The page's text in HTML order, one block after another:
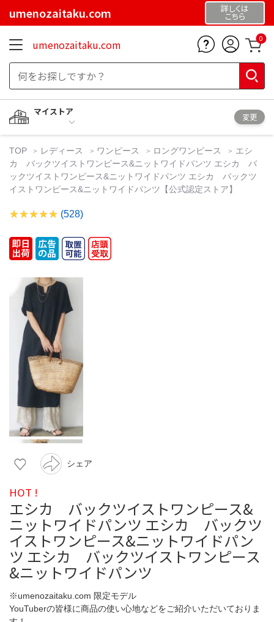
umenozaitaku.com 詳しくは
こちら
umenozaitaku.com 0
マイストア
変更
TOP レディース ワンピース ロングワンピース
エシ
カ バックツイストワンピース&ニットワイドパンツ エシカ バ
ックツイストワンピース&ニットワイドパンツ エシカ バックツ
イストワンピース&ニットワイドパンツ【公式認定ストア】
(528)
シェア
HOT !
エシカ バックツイストワンピース&
ニットワイドパンツ エシカ バックツ
イストワンピース&ニットワイドパン
ツ エシカ バックツイストワンピース
&ニットワイドパンツ
※umenozaitaku.com 限定モデル
YouTuberの皆様に商品の使い心地などをご紹介いただいておりま